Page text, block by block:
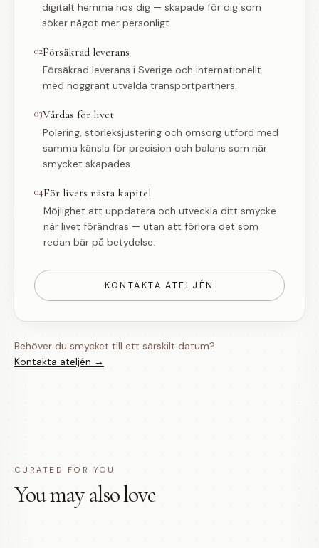
digitalt hemma hos dig — skapade för dig som
söker något mer personligt.
02Försäkrad leverans
Försäkrad leverans i Sverige och internationellt
med noggrant utvalda transportpartners.
03Vårdas för livet
Polering, storleksjustering och omsorg utförd med
samma känsla för precision och balans som när
smycket skapades.
04För livets nästa kapitel
Möjlighet att uppdatera och utveckla ditt smycke
när livet förändras — utan att förlora det som
redan bär på betydelse.
KONTAKTA ATELJÉN
Behöver du smycket till ett särskilt datum?
Kontakta ateljén →
CURATED FOR YOU
You may also love